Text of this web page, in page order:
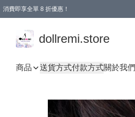
消費即享全單 8 折優惠！
dollremi.store
商品 送貨方式付款方式關於我們